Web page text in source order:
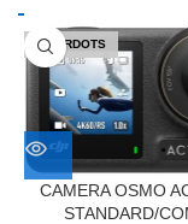
IZPĀRDOTS
CAMERA OSMO
STANDARD/